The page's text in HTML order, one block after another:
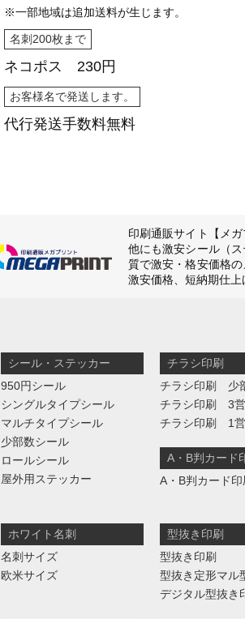
※一部地域は追加送料が生じます。
名刺200枚まで
ネコポス 230円
お客様名で発送します。
代行発送手数料無料
印刷通販サイト【メ
他にも激安シール（
質で激安・格安価格
激安価格、短納期仕上
シール・ステッカー
950円シール
シングルタイプシール
マルチタイプシール
少部数シール
ロールシール
屋外用ステッカー
チラシ印刷
チラシ印刷 少
チラシ印刷 3
チラシ印刷 1
A・B判カード
A・B判カード印
ホワイト名刺
名刺サイズ
欧米サイズ
型抜き印刷
型抜き印刷
型抜き定形マル
デジタル型抜き